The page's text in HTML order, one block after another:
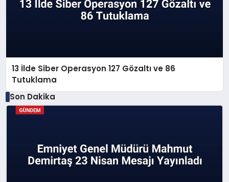
13 İlde Siber Operasyon 127 Gözaltı ve 86
Tutuklama
Son Dakika